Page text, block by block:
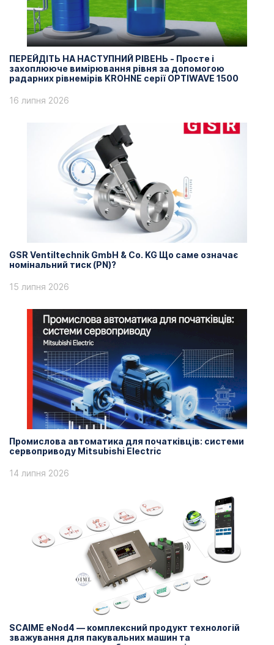
ПЕРЕЙДІТЬ НА НАСТУПНИЙ РІВЕНЬ - Просте і
захоплююче вимірювання рівня за допомогою
радарних рівнемірів KROHNE серії OPTIWAVE 1500
16 липня 2026
GSR Ventiltechnik GmbH & Co. KG Що саме означає
номінальний тиск (PN)?
15 липня 2026
Промислова автоматика для початківців: системи
сервоприводу Mitsubishi Electric
14 липня 2026
SCAIME eNod4 — комплексний продукт технологій
зважування для пакувальних машин та